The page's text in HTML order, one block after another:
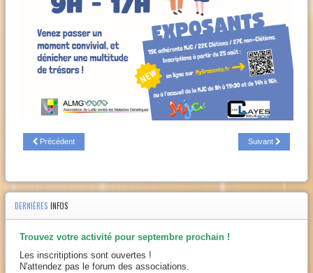
Précédent Suivant
DERNIÈRES INFOS
Trouvez votre activité pour septembre prochain !
Les inscritiptions sont ouvertes !
N'attendez pas le forum des associations.